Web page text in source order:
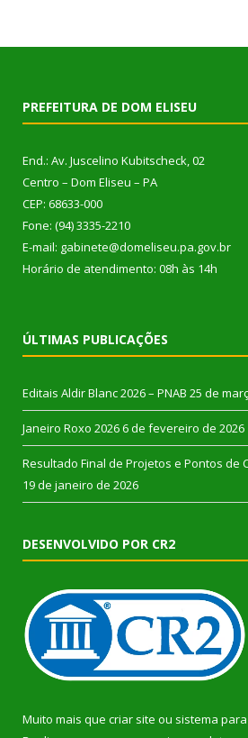
PREFEITURA DE DOM ELISEU
End.: Av. Juscelino Kubitscheck, 02
Centro – Dom Eliseu – PA
CEP: 68633-000
Fone: (94) 3335-2210
E-mail: gabinete@domeliseu.pa.gov.br
Horário de atendimento: 08h às 14h
ÚLTIMAS PUBLICAÇÕES
Editais Aldir Blanc 2026 – PNAB 25 de
Janeiro Roxo 2026 6 de fevereiro de 2026
Resultado Final de Projetos e Pontos de
19 de janeiro de 2026
DESENVOLVIDO POR CR2
Muito mais que criar site ou sistema